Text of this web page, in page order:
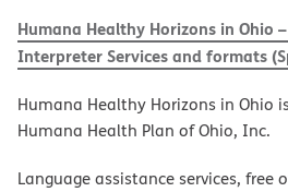
Humana Healthy Horizons in Ohio
Interpreter Services and formats
Humana Healthy Horizons in Ohio
Humana Health Plan of Ohio, Inc.
Language assistance services, free